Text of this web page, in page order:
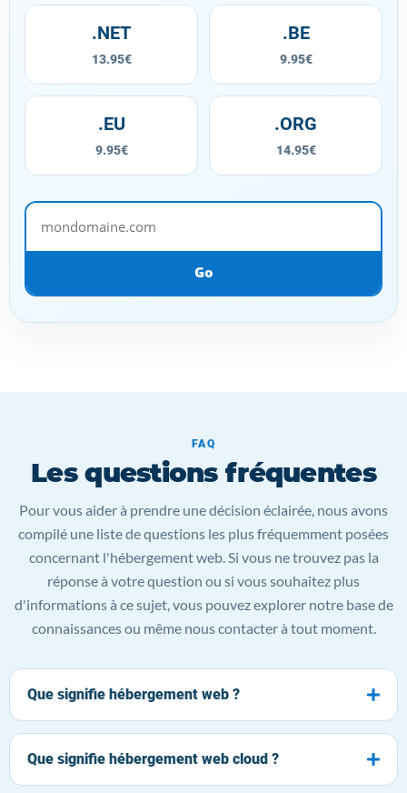
.NET
13.95€
.BE
9.95€
.EU
9.95€
.ORG
14.95€
mondomaine.com
Go
FAQ
Les questions fréquentes
Pour vous aider à prendre une décision éclairée, nous avons
compilé une liste de questions les plus fréquemment posées
concernant l'hébergement web. Si vous ne trouvez pas la
réponse à votre question ou si vous souhaitez plus
d'informations à ce sujet, vous pouvez explorer notre base de
connaissances ou même nous contacter à tout moment.
Que signifie hébergement web ?
Que signifie hébergement web cloud ?